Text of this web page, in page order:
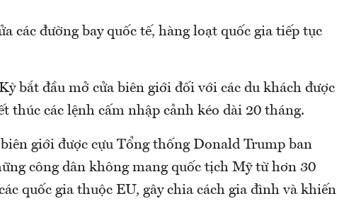
các đường bay quốc tế, hàng loạt quốc gia tiếp tục
bắt đầu mở cửa biên giới đối với các du khách được
thúc các lệnh cấm nhập cảnh kéo dài 20 tháng.
giới được cựu Tổng thống Donald Trump ban
công dân không mang quốc tịch Mỹ từ hơn 30
quốc gia thuộc EU, gây chia cách gia đình và khiến